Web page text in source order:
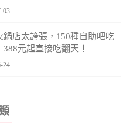
03
鍋店太誇張，150種自助吧吃
388元起直接吃翻天！
24